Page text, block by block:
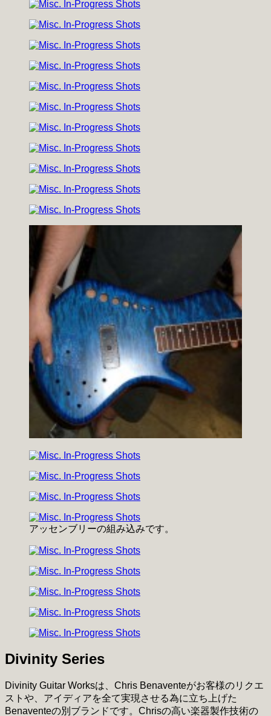
アッセンブリーの組み込みです。
Divinity Series
Divinity Guitar Worksは、Chris Benaventeがお客様のリクエ
ストや、アイディアを全て実現させる為に立ち上げた
Benaventeの別ブランドです。Chrisの高い楽器製作技術の